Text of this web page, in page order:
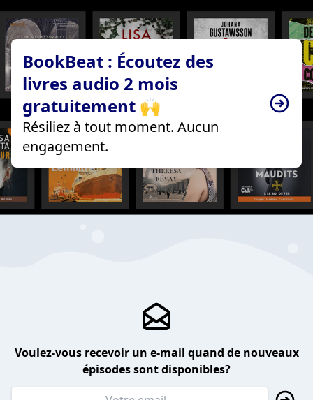
BookBeat : Écoutez des
livres audio 2 mois
gratuitement 🙌
Résiliez à tout moment. Aucun
engagement.
Voulez-vous recevoir un e-mail quand de nouveaux
épisodes sont disponibles?